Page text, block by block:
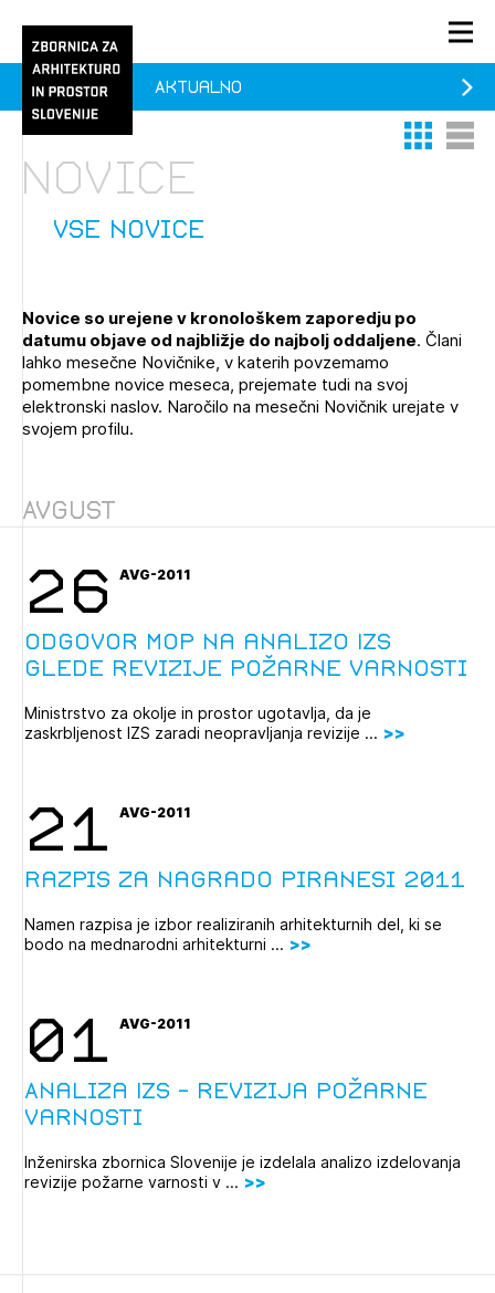
PRIJAVA
KONTAKT
Praksa
O ZAPS
1/1
Pozdravljeni
Prijavite se s svojim ZAPS uporabniškim imenom in geslom.
POZABLJENO GESLO
REGISTRIRAJTE SE
Thumbnail
List
vse novice
Novice
Novice so urejene v kronološkem zaporedju po
datumu objave od najbližje do najbolj oddaljene. Člani
lahko mesečne Novičnike, v katerih povzemamo
pomembne novice meseca, prejemate tudi na svoj
elektronski naslov. Naročilo na mesečni Novičnik urejate v
svojem profilu.
Aktualno
Avgust
26 AVG-2011
Odgovor MOP na analizo IZS
glede revizije požarne varnosti
Ministrstvo za okolje in prostor ugotavlja, da je
zaskrbljenost IZS zaradi neopravljanja revizije ...
21 AVG-2011
Razpis za nagrado Piranesi 2011
Namen razpisa je izbor realiziranih arhitekturnih del, ki se
bodo na mednarodni arhitekturni ...
01 AVG-2011
Analiza IZS - revizija požarne
varnosti
Inženirska zbornica Slovenije je izdelala analizo izdelovanja
revizije požarne varnosti v ...
1/2
Prijava na novičnik
Ostanite na tekočem z novicami in se naročite na
Novičnike. Označite svojo izbiro.
Novičnike vam bomo pošiljali na vaš elektronski naslov.
Mesečni novičnik
Novičnik natečajev
Dnevne medijske objave
NAPREJ